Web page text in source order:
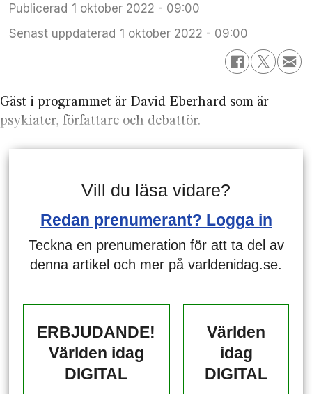
Publicerad
1 oktober 2022 - 09:00
Senast uppdaterad
1 oktober 2022 - 09:00
Gäst i programmet är David Eberhard som är
psykiater, författare och debattör.
Vill du läsa vidare?
Redan prenumerant? Logga in
Teckna en prenumeration för att ta del av
denna artikel och mer på varldenidag.se.
ERBJUDANDE!
Världen idag
DIGITAL
Världen
idag
DIGITAL